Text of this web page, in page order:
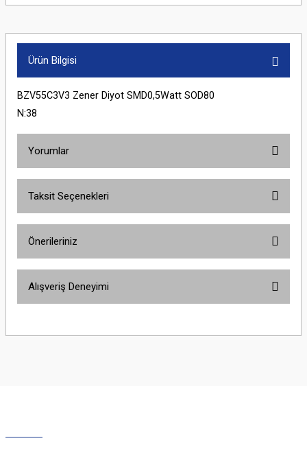
Ürün Bilgisi
BZV55C3V3 Zener Diyot SMD0,5Watt SOD80
N:38
Yorumlar
Taksit Seçenekleri
Önerileriniz
yetersiz gördüğünüz noktaları öneri formunu kullanarak tarafımıza
Alışveriş Deneyimi